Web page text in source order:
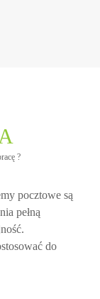
?
pocztowe są
pełną
do